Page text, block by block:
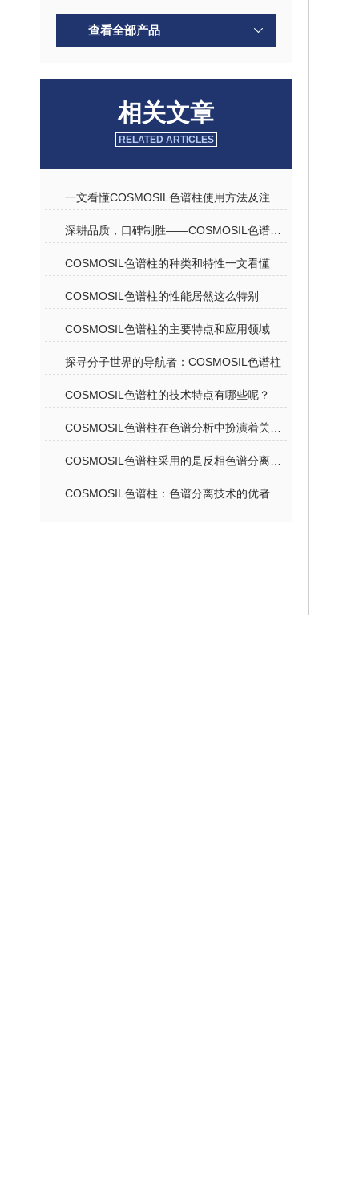
查看全部产品
相关文章
RELATED ARTICLES
COSMOSIL色谱柱的种类和特性一文看懂
COSMOSIL色谱柱的性能居然这么特别
COSMOSIL色谱柱的主要特点和应用领域
探寻分子世界的导航者：COSMOSIL色谱柱
COSMOSIL色谱柱的技术特点有哪些呢？
COSMOSIL色谱柱：色谱分离技术的优者